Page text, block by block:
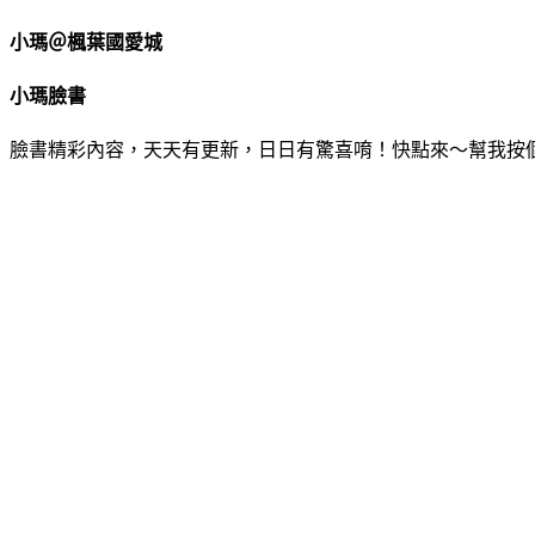
小瑪＠楓葉國愛城
小瑪臉書
臉書精彩內容，天天有更新，日日有驚喜唷！快點來～幫我按